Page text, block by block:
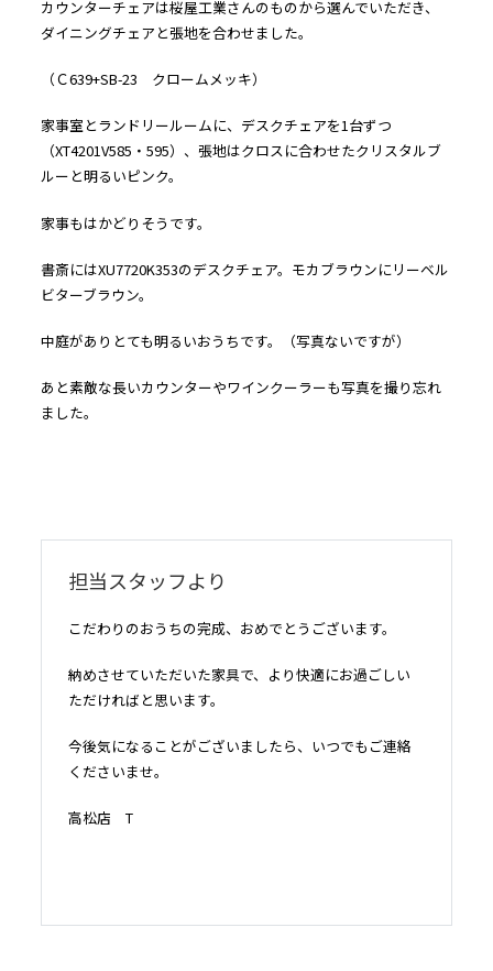
カウンターチェアは桜屋工業さんのものから選んでいただき、
ダイニングチェアと張地を合わせました。
（Ｃ639+SB-23 クロームメッキ）
家事室とランドリールームに、デスクチェアを1台ずつ
（XT4201V585・595）、張地はクロスに合わせたクリスタルブ
ルーと明るいピンク。
家事もはかどりそうです。
書斎にはXU7720K353のデスクチェア。モカブラウンにリーベル
ビターブラウン。
中庭がありとても明るいおうちです。（写真ないですが）
あと素敵な長いカウンターやワインクーラーも写真を撮り忘れ
ました。
担当スタッフより
こだわりのおうちの完成、おめでとうございます。
納めさせていただいた家具で、より快適にお過ごしい
ただければと思います。
今後気になることがございましたら、いつでもご連絡
くださいませ。
高松店 T